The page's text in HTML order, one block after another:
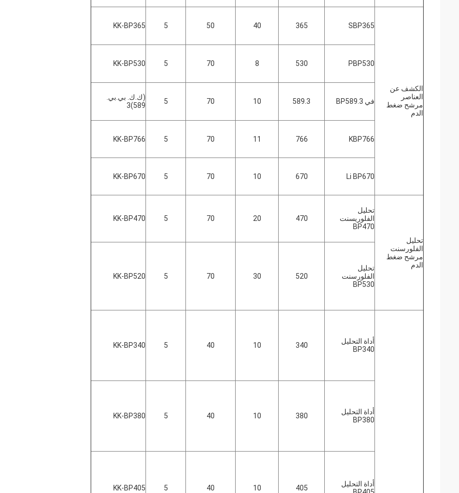
الكشف عن
العناصر
مرشح ضغط
الدم
SBP365
365
40
50
5
KK-BP365
PBP530
530
8
70
5
KK-BP530
في BP589.3 589.3
10
70
5
(ك.ك. بي.بي.
589)3
KBP766
766
11
70
5
KK-BP766
Li BP670
670
10
70
5
KK-BP670
تحليل
الفلورسنت
مرشح ضغط
الدم
تحليل
الفلوريسنت
BP470
470
20
70
5
KK-BP470
تحليل
الفلورسنت
BP530
520
30
70
5
KK-BP520
أداة التحليل
BP340
340
10
40
5
KK-BP340
أداة التحليل
BP380
380
10
40
5
KK-BP380
أداة التحليل
405
10
40
5
KK-BP405